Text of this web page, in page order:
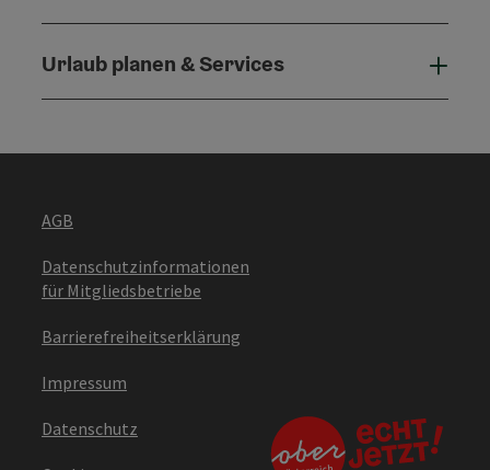
Urlaub planen & Services
AGB
Datenschutzinformationen
für Mitgliedsbetriebe
Barrierefreiheitserklärung
Impressum
Datenschutz